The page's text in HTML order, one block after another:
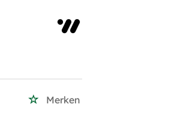
Merken